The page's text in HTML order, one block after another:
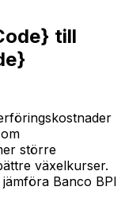
till
större
växelkurser.
Banco BPI